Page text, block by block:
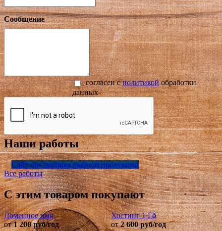
Сообщение
cогласен сполитикойобработки
данных
Наши работы
Сайт поставщика рыбной продукции
Все работы
С этим товаром покупают
Доменное имя
от1 200руб/год
Хостинг 1 Гб
от2 600руб/год